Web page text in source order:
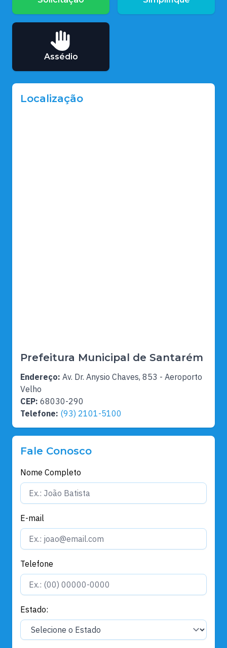
Assédio
Localização
Prefeitura Municipal de Santarém
Endereço: Av. Dr. Anysio Chaves, 853 - Aeroporto
Velho
CEP: 68030-290
Telefone: (93) 2101-5100
Fale Conosco
Nome Completo
E-mail
Telefone
Estado: